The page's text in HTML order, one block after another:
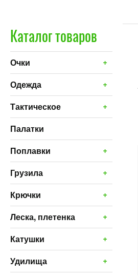
Каталог товаров
+
Очки
+
Одежда
+
Тактическое
Палатки
+
Поплавки
+
Грузила
+
Крючки
+
Леска, плетенка
+
Катушки
+
Удилища